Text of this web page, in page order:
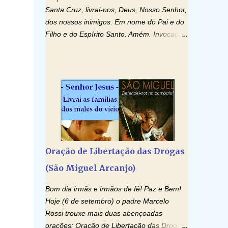
Santa Cruz, livrai-nos, Deus, Nosso Senhor,
dos nossos inimigos. Em nome do Pai e do
Filho e do Espírito Santo. Amém. Invocação
o vosso Espírito e tudo será criado. E
renovareis a face da terra. Oremos: Ó
Deus, que instruístes os corações dos
vossos fiéis com a luz do Espírito Santo,
fazei que apreciemos retamente todas as
gozemos sempre da sua consolação. Por
Cristo, Senhor Nosso. Amém. Creio: Creio
céu e da terra; e em Jesus Cristo, seu único
Filho, nosso Senhor; que foi concebido pelo
poder do Espí­rito Santo; nasceu da Virgem
Oração de Libertação das Drogas
(São Miguel Arcanjo)
Bom dia irmãs e irmãos de fé! Paz e Bem!
Hoje (6 de setembro) o padre Marcelo
Rossi trouxe mais duas abençoadas
orações: Oração de Libertação das Drogas